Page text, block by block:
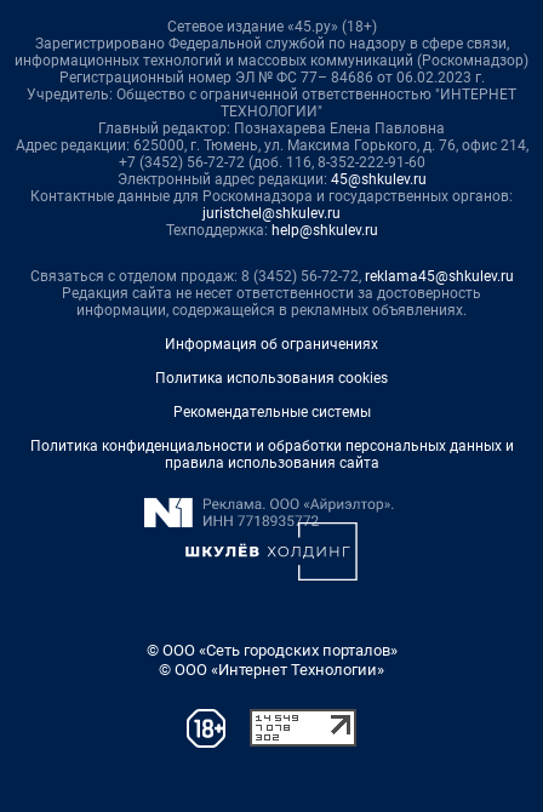
Сетевое издание «45.ру» (18+)
Зарегистрировано Федеральной службой по надзору в сфере связи,
информационных технологий и массовых коммуникаций (Роскомнадзор)
Регистрационный номер ЭЛ № ФС 77– 84686 от 06.02.2023 г.
Учредитель: Общество с ограниченной ответственностью "ИНТЕРНЕТ
ТЕХНОЛОГИИ"
Главный редактор: Познахарева Елена Павловна
Адрес редакции: 625000, г. Тюмень, ул. Максима Горького, д. 76, офис 214,
+7 (3452) 56-72-72 (доб. 116, 8-352-222-91-60
Электронный адрес редакции: 45@shkulev.ru
Контактные данные для Роскомнадзора и государственных органов:
juristchel@shkulev.ru
Техподдержка: help@shkulev.ru
Связаться с отделом продаж: 8 (3452) 56-72-72, reklama45@shkulev.ru
Редакция сайта не несет ответственности за достоверность
информации, содержащейся в рекламных объявлениях.
Информация об ограничениях
Политика использования cookies
Рекомендательные системы
Политика конфиденциальности и обработки персональных данных и
правила использования сайта
© ООО «Сеть городских порталов»
© ООО «Интернет Технологии»